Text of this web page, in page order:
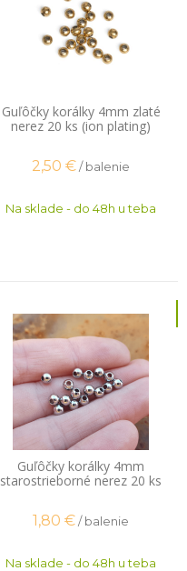
Guľôčky korálky 4mm zlaté
nerez 20 ks (ion plating)
2,50 €/ balenie
Na sklade - do 48h u teba
Guľôčky korálky 4mm
starostrieborné nerez 20 ks
1,80 €/ balenie
Na sklade - do 48h u teba